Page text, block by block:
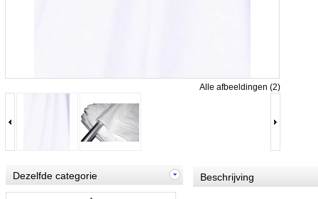
Alle afbeeldingen (2)
Dezelfde categorie Beschrijving